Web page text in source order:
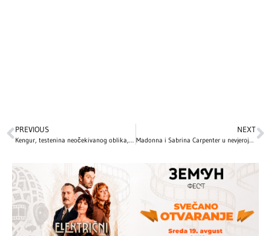
PREVIOUS NEXT
Madonna i Sabrina Carpenter u nevjerojatnoj saradnji na singlu ‘Bring Your Love’